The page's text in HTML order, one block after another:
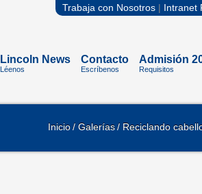
Trabaja con Nosotros| Intranet
Lincoln News
Léenos
Contacto
Escríbenos
Admisión
Requisitos
Inicio/ Galerías/ Reciclando